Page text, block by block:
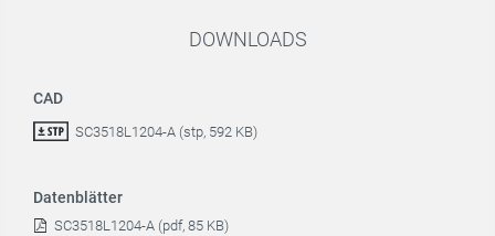
DOWNLOADS
CAD
SC3518L1204-A (stp, 592 KB)
Datenblätter
SC3518L1204-A (pdf, 85 KB)